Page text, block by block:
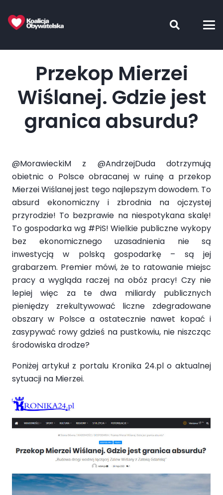
Przekop Mierzei
Wiślanej. Gdzie jest
granica absurdu?
@MorawieckiM z @AndrzejDuda dotrzymują
obietnic o Polsce obracanej w ruinę a przekop
Mierzei Wiślanej jest tego najlepszym dowodem. To
absurd ekonomiczny i zbrodnia na ojczystej
przyrodzie! To bezprawie na niespotykana skalę!
To gospodarka wg #PiS! Wielkie publiczne wykopy
bez ekonomicznego uzasadnienia nie są
inwestycją w polską gospodarkę – są jej
grabarzem. Premier mówi, że to ratowanie miejsc
pracy a wygląda raczej na obóz pracy! Czy nie
lepiej więc za te dwa miliardy publicznych
pieniędzy zrekultywować liczne zdegradowane
obszary w Polsce a ostatecznie nawet kopać i
zasypywać rowy gdzieś na pustkowiu, nie niszcząc
środowiska drodze?
Poniżej artykuł z portalu Kronika 24.pl o aktualnej
sytuacji na Mierzei.